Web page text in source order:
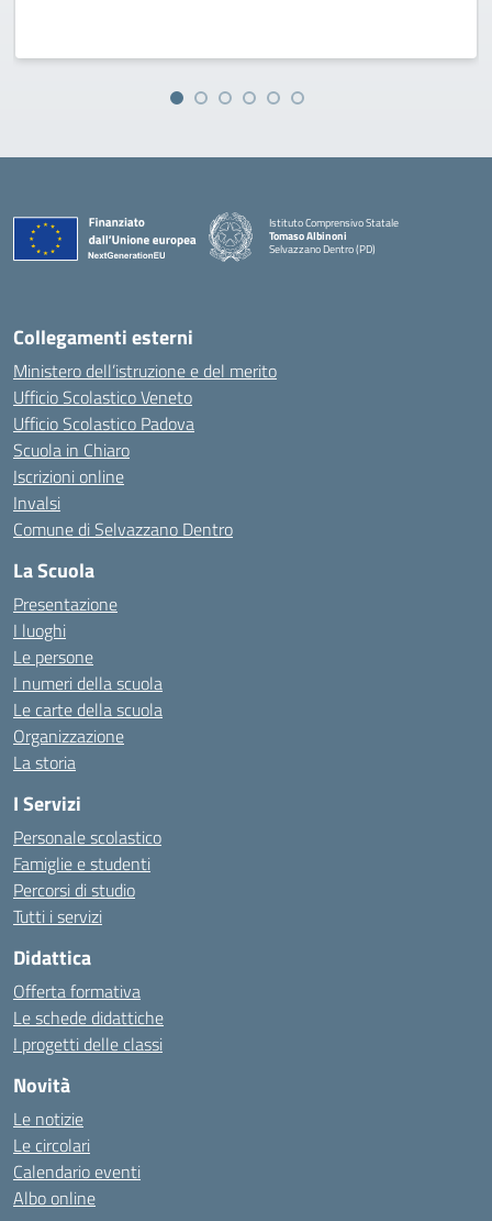
Istituto Comprensivo Statale
Tomaso Albinoni
Selvazzano Dentro (PD)
Collegamenti esterni
Ministero dell’istruzione e del merito
Ufficio Scolastico Veneto
Ufficio Scolastico Padova
Scuola in Chiaro
Iscrizioni online
Invalsi
Comune di Selvazzano Dentro
La Scuola
Presentazione
I luoghi
Le persone
I numeri della scuola
Le carte della scuola
Organizzazione
La storia
I Servizi
Personale scolastico
Famiglie e studenti
Percorsi di studio
Tutti i servizi
Didattica
Offerta formativa
Le schede didattiche
I progetti delle classi
Novità
Le notizie
Le circolari
Calendario eventi
Albo online